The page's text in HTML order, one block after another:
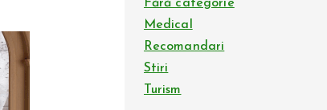
Fără categorie
Medical
Recomandari
Stiri
Turism